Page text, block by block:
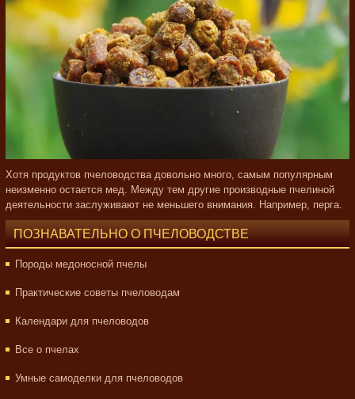
Хотя продуктов пчеловодства довольно много, самым популярным
неизменно остается мед. Между тем другие производные пчелиной
деятельности заслуживают не меньшего внимания. Например, перга.
ПОЗНАВАТЕЛЬНО О ПЧЕЛОВОДСТВЕ
Породы медоносной пчелы
Практические советы пчеловодам
Календари для пчеловодов
Все о пчелах
Умные самоделки для пчеловодов